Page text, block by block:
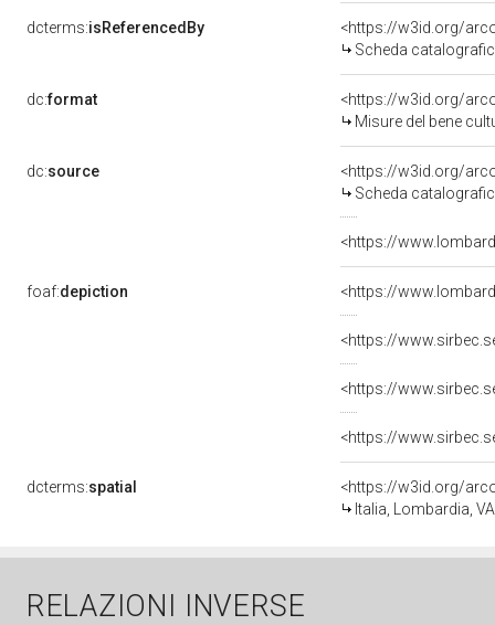
dcterms:isReferencedBy
<https://w3id.org/
Scheda
dc:format
<https://w3id.org/
Misure del bene
dc:source
<https://w3id.org/
Scheda
<https://
foaf:depiction
dcterms:spatial
<https://w3id.org/
Italia, Lombardia,
RELAZIONI INVERSE